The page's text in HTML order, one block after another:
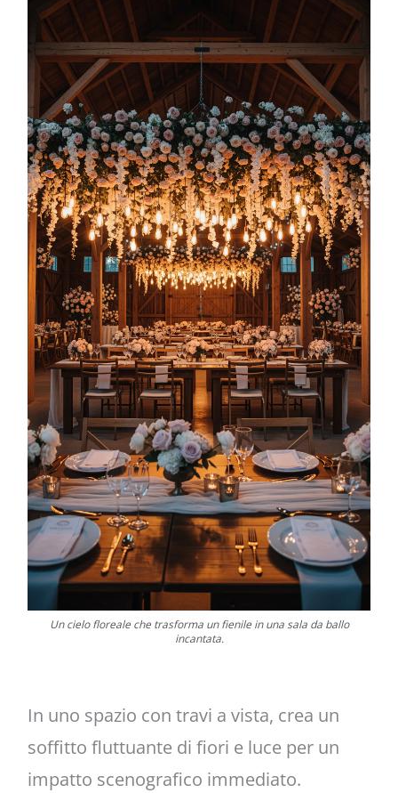
Un cielo floreale che trasforma un fienile in una sala da ballo
incantata.
In uno spazio con travi a vista, crea un
soffitto fluttuante di fiori e luce per un
impatto scenografico immediato.